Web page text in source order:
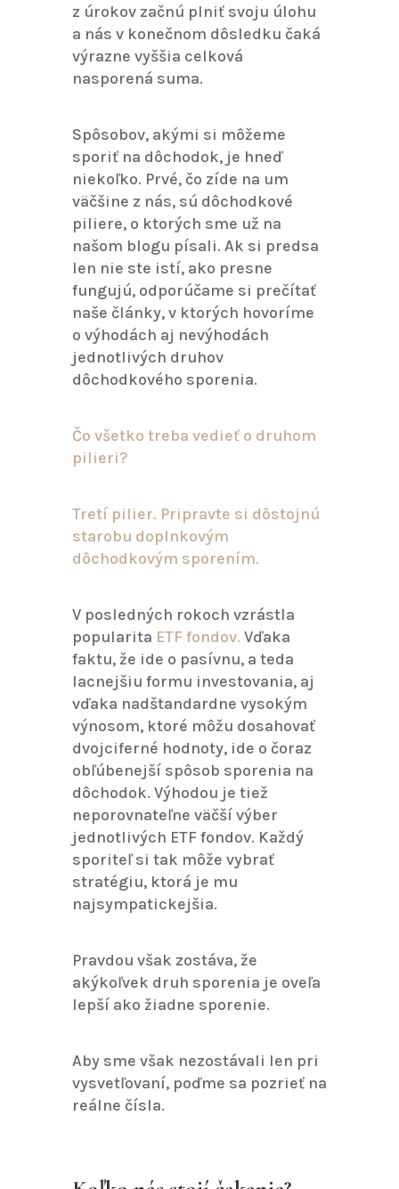
z úrokov začnú plniť svoju úlohu
a nás v konečnom dôsledku čaká
výrazne vyššia celková
nasporená suma.
Spôsobov, akými si môžeme
sporiť na dôchodok, je hneď
niekoľko. Prvé, čo zíde na um
väčšine z nás, sú dôchodkové
piliere, o ktorých sme už na
našom blogu písali. Ak si predsa
len nie ste istí, ako presne
fungujú, odporúčame si prečítať
naše články, v ktorých hovoríme
o výhodách aj nevýhodách
jednotlivých druhov
dôchodkového sporenia.
Čo všetko treba vedieť o druhom
pilieri?
Tretí pilier. Pripravte si dôstojnú
starobu doplnkovým
dôchodkovým sporením.
V posledných rokoch vzrástla
popularita ETF fondov. Vďaka
faktu, že ide o pasívnu, a teda
lacnejšiu formu investovania, aj
vďaka nadštandardne vysokým
výnosom, ktoré môžu dosahovať
dvojciferné hodnoty, ide o čoraz
obľúbenejší spôsob sporenia na
dôchodok. Výhodou je tiež
neporovnateľne väčší výber
jednotlivých ETF fondov. Každý
sporiteľ si tak môže vybrať
stratégiu, ktorá je mu
najsympatickejšia.
Pravdou však zostáva, že
akýkoľvek druh sporenia je oveľa
lepší ako žiadne sporenie.
Aby sme však nezostávali len pri
vysvetľovaní, poďme sa pozrieť na
reálne čísla.